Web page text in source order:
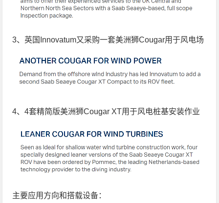
3、英国Innovatum又采购一套美洲狮Cougar用于风电场
4、4套精简版美洲狮Cougar XT用于风电桩基安装作业
主要应用方向和搭载设备：